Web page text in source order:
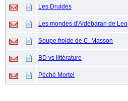
Les Druides
Les mondes d'Aldébaran de Leo
Soupe froide de C. Masson
BD vs littérature
Péché Mortel